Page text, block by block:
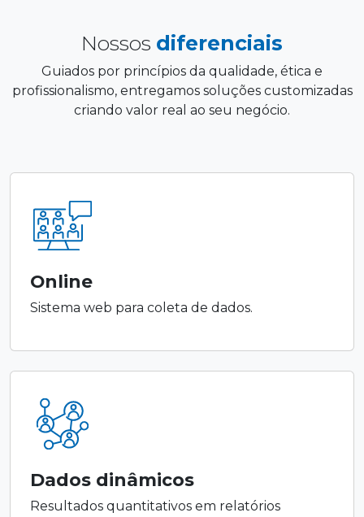
Nossos diferenciais
Guiados por princípios da qualidade, ética e
profissionalismo, entregamos soluções customizadas
criando valor real ao seu negócio.
Online
Sistema web para coleta de dados.
Dados dinâmicos
Resultados quantitativos em relatórios